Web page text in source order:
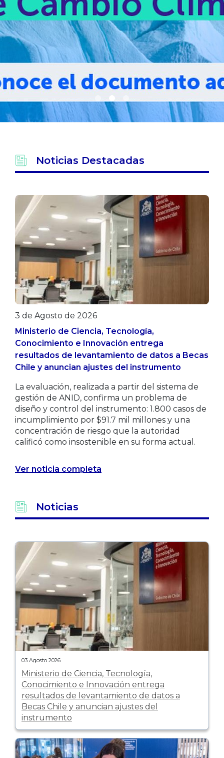
Noticias Destacadas
3 de Agosto de 2026
Ministerio de Ciencia, Tecnología,
Conocimiento e Innovación entrega
resultados de levantamiento de datos a Becas
Chile y anuncian ajustes del instrumento
La evaluación, realizada a partir del sistema de
gestión de ANID, confirma un problema de
diseño y control del instrumento: 1.800 casos de
incumplimiento por $91.7 mil millones y una
concentración de riesgo que la autoridad
calificó como insostenible en su forma actual.
Ver noticia completa
Noticias
03 Agosto 2026
Ministerio de Ciencia, Tecnología,
Conocimiento e Innovación entrega
resultados de levantamiento de datos a
Becas Chile y anuncian ajustes del
instrumento